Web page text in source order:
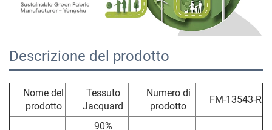
Descrizione del prodotto
Nome del
prodotto
Tessuto
Jacquard
Numero di
prodotto
FM-13543-R
90%